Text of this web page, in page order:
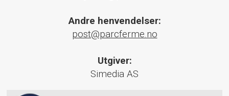
Andre henvendelser:
post@parcferme.no
Utgiver:
Simedia AS